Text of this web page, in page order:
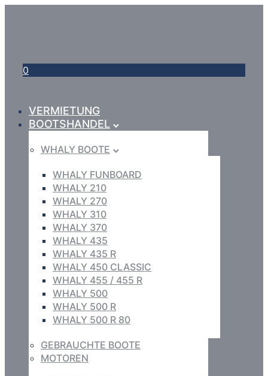
0
VERMIETUNG
BOOTSHANDEL
WHALY BOOTE
WHALY FUNBOARD
WHALY 210
WHALY 270
WHALY 310
WHALY 370
WHALY 435
WHALY 435 R
WHALY 450 CLASSIC
WHALY 455 / 455 R
WHALY 500
WHALY 500 R
WHALY 500 R 80
GEBRAUCHTE BOOTE
MOTOREN